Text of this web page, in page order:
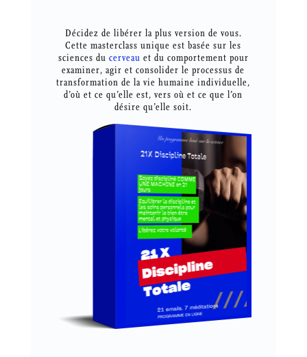
Décidez de libérer la plus version de vous.
Cette masterclass unique est basée sur les
sciences du cerveau et du comportement pour
examiner, agir et consolider le processus de
transformation de la vie humaine individuelle,
d’où et ce qu’elle est, vers où et ce que l’on
désire qu’elle soit.